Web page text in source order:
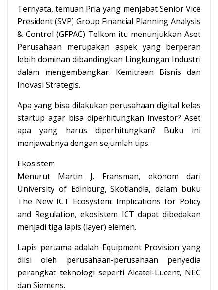
Ternyata, temuan Pria yang menjabat Senior Vice
President (SVP) Group Financial Planning Analysis
& Control (GFPAC) Telkom itu menunjukkan Aset
Perusahaan merupakan aspek yang berperan
lebih dominan dibandingkan Lingkungan Industri
dalam mengembangkan Kemitraan Bisnis dan
Inovasi Strategis.
Apa yang bisa dilakukan perusahaan digital kelas
startup agar bisa diperhitungkan investor? Aset
apa yang harus diperhitungkan? Buku ini
menjawabnya dengan sejumlah tips.
Ekosistem
Menurut Martin J. Fransman, ekonom dari
University of Edinburg, Skotlandia, dalam buku
The New ICT Ecosystem: Implications for Policy
and Regulation, ekosistem ICT dapat dibedakan
menjadi tiga lapis (layer) elemen.
Lapis pertama adalah Equipment Provision yang
diisi oleh perusahaan-perusahaan penyedia
perangkat teknologi seperti Alcatel-Lucent, NEC
dan Siemens.